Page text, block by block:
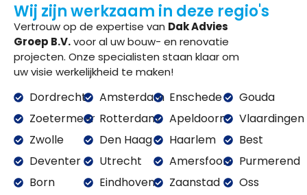
Wij zijn werkzaam in deze regio's
Vertrouw op de expertise van Dak Advies
Groep B.V.voor al uw bouw- en renovatie
projecten. Onze specialisten staan klaar om
uw visie werkelijkheid te maken!
Dordrecht
Zoetermeer
Zwolle
Deventer
Born
Amsterdam
Rotterdam
Den Haag
Utrecht
Eindhoven
Enschede
Apeldoorn
Haarlem
Amersfoort
Zaanstad
Gouda
Vlaardingen
Best
Purmerend
Oss